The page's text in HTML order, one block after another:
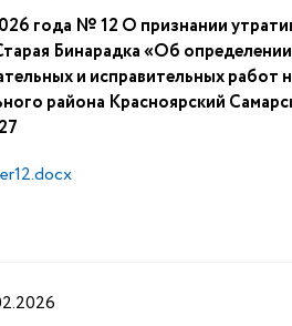
года № 12 О признании
Бинарадка «Об
и исправительных работ
района Красноярский